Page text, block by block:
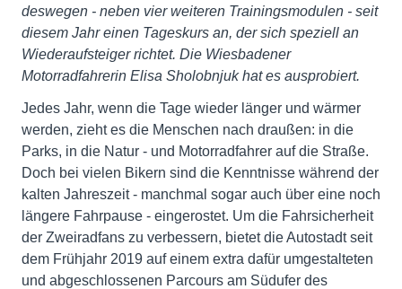
deswegen - neben vier weiteren Trainingsmodulen - seit
diesem Jahr einen Tageskurs an, der sich speziell an
Wiederaufsteiger richtet. Die Wiesbadener
Motorradfahrerin Elisa Sholobnjuk hat es ausprobiert.
Jedes Jahr, wenn die Tage wieder länger und wärmer
werden, zieht es die Menschen nach draußen: in die
Parks, in die Natur - und Motorradfahrer auf die Straße.
Doch bei vielen Bikern sind die Kenntnisse während der
kalten Jahreszeit - manchmal sogar auch über eine noch
längere Fahrpause - eingerostet. Um die Fahrsicherheit
der Zweiradfans zu verbessern, bietet die Autostadt seit
dem Frühjahr 2019 auf einem extra dafür umgestalteten
und abgeschlossenen Parcours am Südufer des